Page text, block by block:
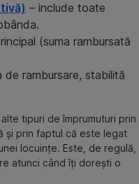
– include toate
(suma rambursată
de rambursare, stabilită
tipuri de împrumuturi prin
și prin faptul că este legat
locuințe. Este, de regulă,
atunci când îți dorești o